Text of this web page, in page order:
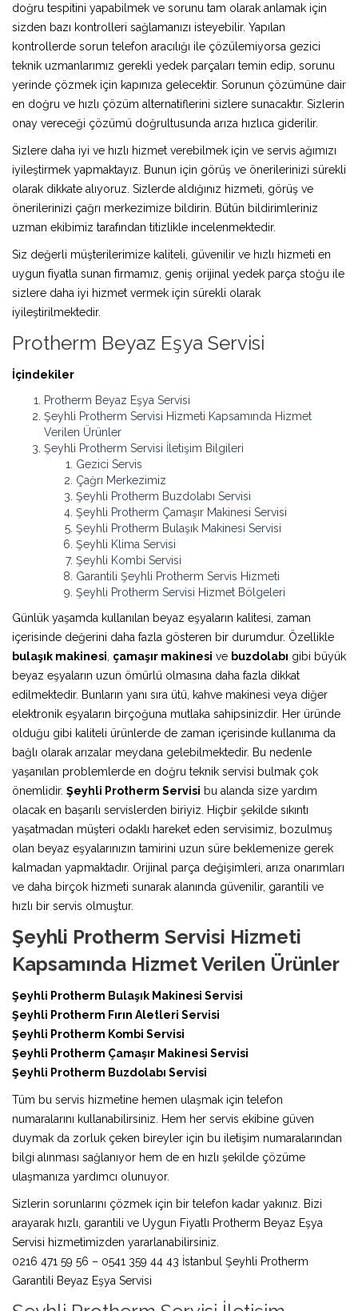
doğru tespitini yapabilmek ve sorunu tam olarak anlamak için
sizden bazı kontrolleri sağlamanızı isteyebilir. Yapılan
kontrollerde sorun telefon aracılığı ile çözülemiyorsa gezici
teknik uzmanlarımız gerekli yedek parçaları temin edip, sorunu
yerinde çözmek için kapınıza gelecektir. Sorunun çözümüne dair
en doğru ve hızlı çözüm alternatiflerini sizlere sunacaktır. Sizlerin
onay vereceği çözümü doğrultusunda arıza hızlıca giderilir.
Sizlere daha iyi ve hızlı hizmet verebilmek için ve servis ağımızı
iyileştirmek yapmaktayız. Bunun için görüş ve önerilerinizi sürekli
olarak dikkate alıyoruz. Sizlerde aldığınız hizmeti, görüş ve
önerilerinizi çağrı merkezimize bildirin. Bütün bildirimleriniz
uzman ekibimiz tarafından titizlikle incelenmektedir.
Siz değerli müşterilerimize kaliteli, güvenilir ve hızlı hizmeti en
uygun fiyatla sunan firmamız, geniş orijinal yedek parça stoğu ile
sizlere daha iyi hizmet vermek için sürekli olarak
iyileştirilmektedir.
Protherm Beyaz Eşya Servisi
İçindekiler
Protherm Beyaz Eşya Servisi
Şeyhli Protherm Servisi Hizmeti Kapsamında Hizmet
Verilen Ürünler
Şeyhli Protherm Servisi İletişim Bilgileri
Gezici Servis
Çağrı Merkezimiz
Şeyhli Protherm Buzdolabı Servisi
Şeyhli Protherm Çamaşır Makinesi Servisi
Şeyhli Protherm Bulaşık Makinesi Servisi
Şeyhli Klima Servisi
Şeyhli Kombi Servisi
Garantili Şeyhli Protherm Servis Hizmeti
Şeyhli Protherm Servisi Hizmet Bölgeleri
Günlük yaşamda kullanılan beyaz eşyaların kalitesi, zaman
içerisinde değerini daha fazla gösteren bir durumdur. Özellikle
bulaşık makinesi çamaşır makinesi ve buzdolabı gibi büyük
beyaz eşyaların uzun ömürlü olmasına daha fazla dikkat
edilmektedir. Bunların yanı sıra ütü, kahve makinesi veya diğer
elektronik eşyaların birçoğuna mutlaka sahipsinizdir. Her üründe
olduğu gibi kaliteli ürünlerde de zaman içerisinde kullanıma da
bağlı olarak arızalar meydana gelebilmektedir. Bu nedenle
yaşanılan problemlerde en doğru teknik servisi bulmak çok
önemlidir. Şeyhli Protherm Servisi bu alanda size yardım
olacak en başarılı servislerden biriyiz. Hiçbir şekilde sıkıntı
yaşatmadan müşteri odaklı hareket eden servisimiz, bozulmuş
olan beyaz eşyalarınızın tamirini uzun süre beklemenize gerek
kalmadan yapmaktadır. Orijinal parça değişimleri, arıza onarımları
ve daha birçok hizmeti sunarak alanında güvenilir, garantili ve
hızlı bir servis olmuştur.
Şeyhli Protherm Servisi Hizmeti
Kapsamında Hizmet Verilen Ürünler
Şeyhli Protherm Bulaşık Makinesi Servisi
Şeyhli Protherm Fırın Aletleri Servisi
Şeyhli Protherm Kombi Servisi
Şeyhli Protherm Çamaşır Makinesi Servisi
Şeyhli Protherm Buzdolabı Servisi
Tüm bu servis hizmetine hemen ulaşmak için telefon
numaralarını kullanabilirsiniz. Hem her servis ekibine güven
duymak da zorluk çeken bireyler için bu iletişim numaralarından
bilgi alınması sağlanıyor hem de en hızlı şekilde çözüme
ulaşmanıza yardımcı olunuyor.
Sizlerin sorunlarını çözmek için bir telefon kadar yakınız. Bizi
arayarak hızlı, garantili ve Uygun Fiyatlı Protherm Beyaz Eşya
Servisi hizmetimizden yararlanabilirsiniz.
0216 471 59 56 – 0541 359 44 43 İstanbul Şeyhli Protherm
Garantili Beyaz Eşya Servisi